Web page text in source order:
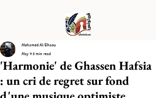
'Harmonie' de Ghassen Hafsia
: un cri de regret sur fond
Mohamed Ali Elhaou
May 93 min read